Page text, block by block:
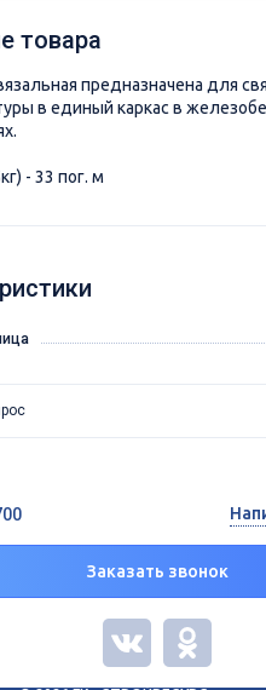
товара
предназначена для
в единый каркас в
- 33 пог. м
Заказать звонок